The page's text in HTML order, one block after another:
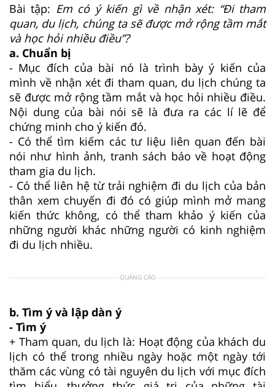
Bài tập: Em có ý kiến gì về nhận xét: “Đi tham
quan, du lịch, chúng ta sẽ được mở rộng tầm mắt
và học hỏi nhiều điều”?
a. Chuẩn bị
- Mục đích của bài nó là trình bày ý kiến của
mình về nhận xét đi tham quan, du lịch chúng ta
sẽ được mở rộng tầm mắt và học hỏi nhiều điều.
Nội dung của bài nói sẽ là đưa ra các lí lẽ để
chứng minh cho ý kiến đó.
- Có thể tìm kiếm các tư liệu liên quan đến bài
nói như hình ảnh, tranh sách báo về hoạt động
tham gia du lịch.
- Có thể liên hệ từ trải nghiệm đi du lịch của bản
thân xem chuyến đi đó có giúp mình mở mang
kiến thức không, có thể tham khảo ý kiến của
những người khác những người có kinh nghiệm
đi du lịch nhiều.
QUẢNG CÁO
b. Tìm ý và lập dàn ý
- Tìm ý
+ Tham quan, du lịch là: Hoạt động của khách du
lịch có thể trong nhiều ngày hoặc một ngày tới
thăm các vùng có tài nguyên du lịch với mục đích